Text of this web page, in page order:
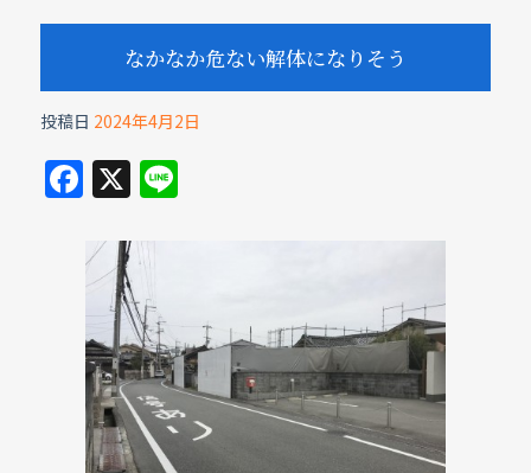
なかなか危ない解体になりそう
投稿日 2024年4月2日
F
a
c
e
b
o
o
k
X Li